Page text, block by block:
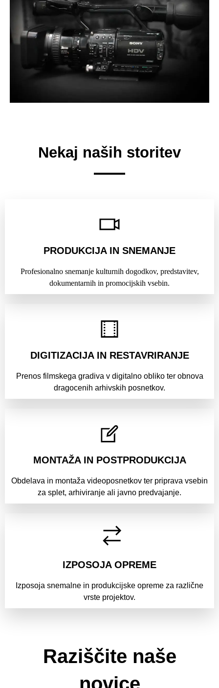
Nekaj naših storitev
PRODUKCIJA IN SNEMANJE
Profesionalno snemanje kulturnih dogodkov, predstavitev,
dokumentarnih in promocijskih vsebin.
DIGITIZACIJA IN RESTAVRIRANJE
Prenos filmskega gradiva v digitalno obliko ter obnova
dragocenih arhivskih posnetkov.
MONTAŽA IN POSTPRODUKCIJA
Obdelava in montaža videoposnetkov ter priprava vsebin
za splet, arhiviranje ali javno predvajanje.
IZPOSOJA OPREME
Izposoja snemalne in produkcijske opreme za različne
vrste projektov.
Raziščite naše
novice